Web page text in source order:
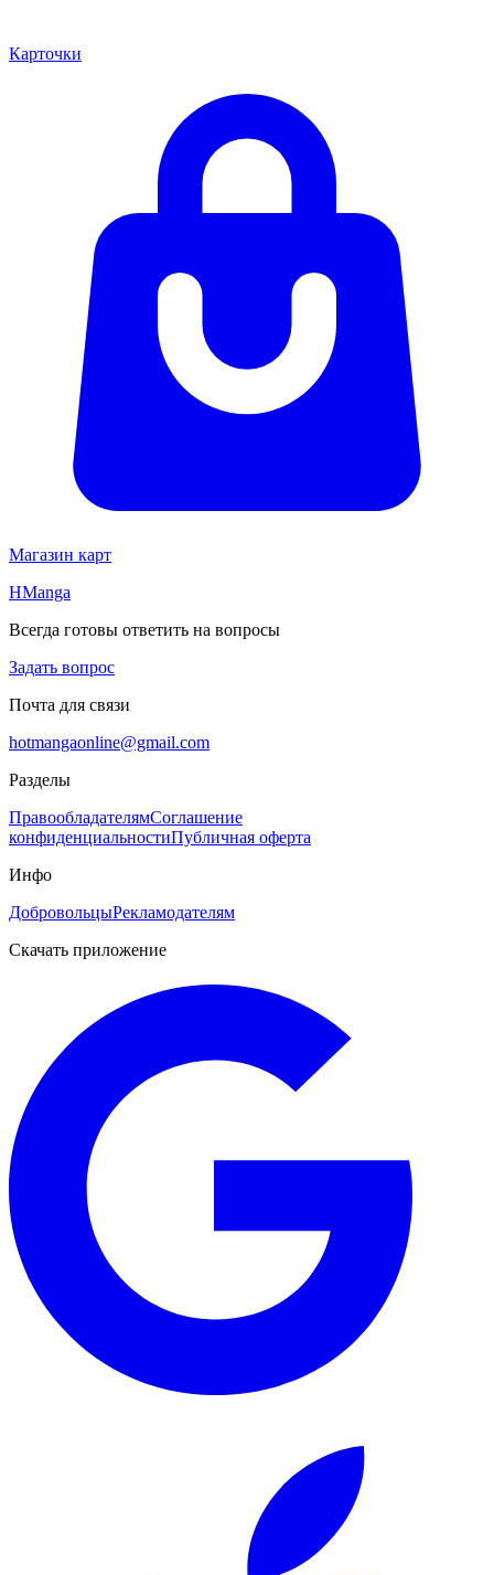
Карточки
Магазин карт
HManga
Всегда готовы ответить на вопросы
Задать вопрос
Почта для связи
hotmangaonline@gmail.com
Разделы
ПравообладателямСоглашение
конфиденциальностиПубличная оферта
Инфо
ДобровольцыРекламодателям
Скачать приложение